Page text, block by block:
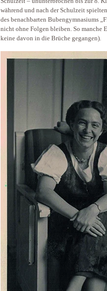
während und nach der Schulzeit
des benachbarten Bubengymnasiums
nicht ohne Folgen bleiben. So manche
keine davon in die Brüche gegangen).